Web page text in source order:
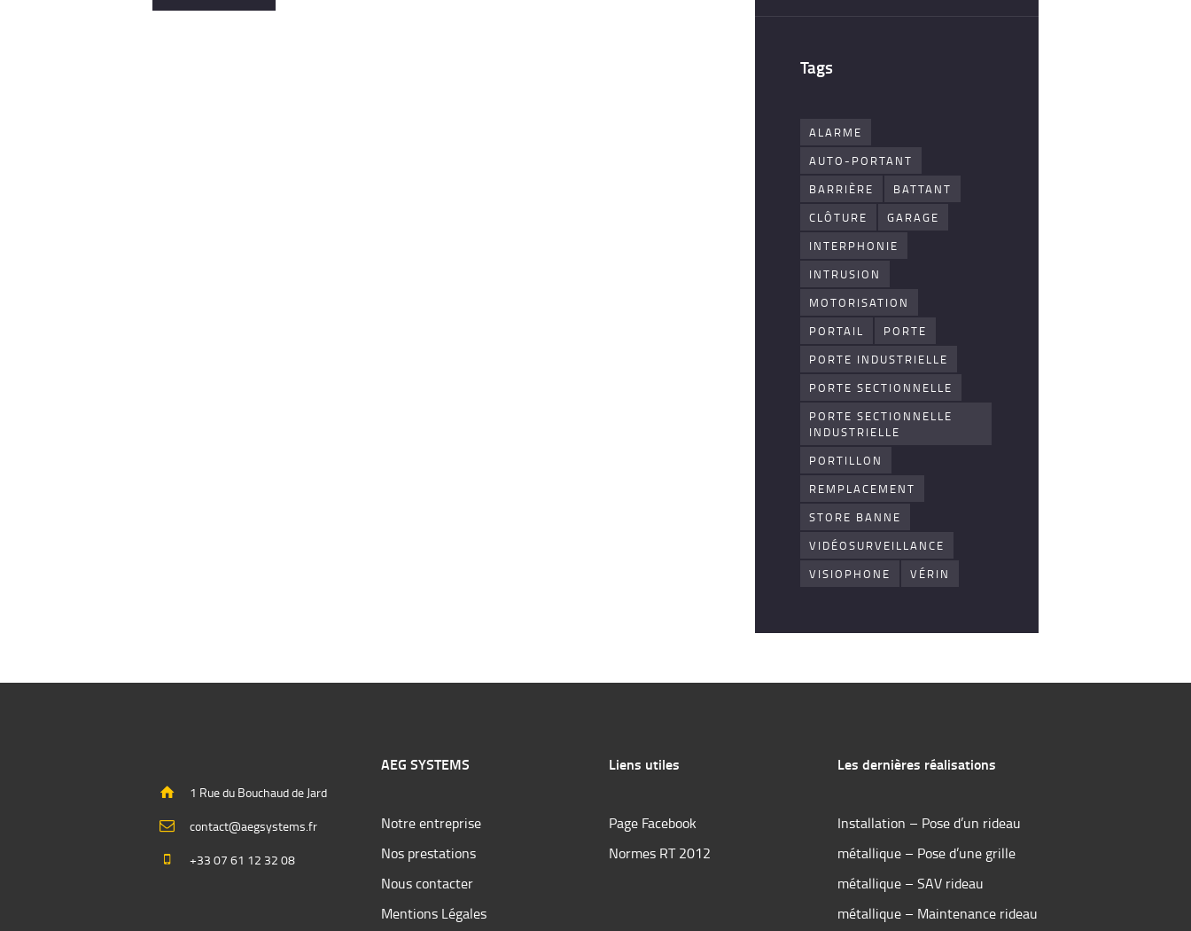
Tags
ALARME
AUTO-PORTANT
BARRIÈRE
BATTANT
CLÔTURE
GARAGE
INTERPHONIE
INTRUSION
MOTORISATION
PORTAIL
PORTE
PORTE INDUSTRIELLE
PORTE SECTIONNELLE
PORTE SECTIONNELLE
INDUSTRIELLE
PORTILLON
REMPLACEMENT
STORE BANNE
VIDÉOSURVEILLANCE
VISIOPHONE
VÉRIN
1 Rue du Bouchaud de Jard
contact@aegsystems.fr
+33 07 61 12 32 08
AEG SYSTEMS
Notre entreprise
Nos prestations
Nous contacter
Mentions Légales
Liens utiles
Page Facebook
Normes RT 2012
Les dernières réalisations
Installation – Pose d’un rideau
métallique – Pose d’une grille
métallique – SAV rideau
métallique – Maintenance rideau